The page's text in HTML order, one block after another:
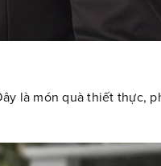
là món quà thiết thực,